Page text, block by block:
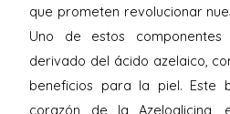
que prometen revolucionar
Uno de estos
derivado del ácido azelaico,
beneficios para la piel. Este
corazón de la Azeloglicina,